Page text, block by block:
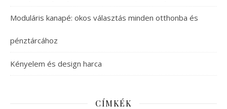
Moduláris kanapé: okos választás minden otthonba és
pénztárcához
Kényelem és design harca
CÍMKÉK